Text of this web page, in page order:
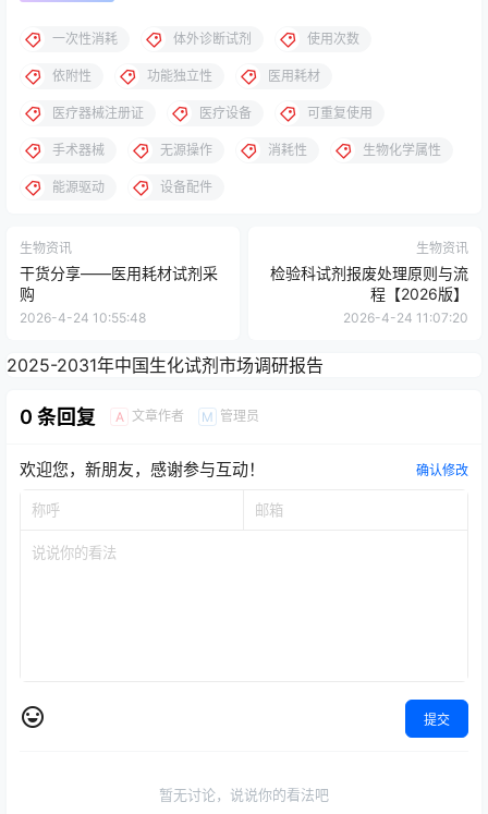
一次性消耗 体外诊断试剂 使用次数
依附性 功能独立性 医用耗材
医疗器械注册证 医疗设备 可重复使用
手术器械 无源操作 消耗性 生物化学属性
能源驱动 设备配件
生物资讯
干货分享——医用耗材试剂采
购
2026-4-24 10:55:48
生物资讯
检验科试剂报废处理原则与流
程【2026版】
2026-4-24 11:07:20
2025-2031年中国生化试剂市场调研报告
0 条回复 A 文章作者 M 管理员
欢迎您，新朋友，感谢参与互动！ 确认修改
提交
暂无讨论，说说你的看法吧